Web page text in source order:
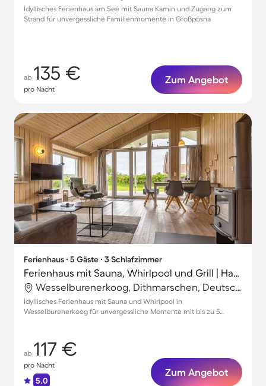
Idyllisches Ferienhaus am See mit Sauna Kamin und Zugang zum
Strand für unvergessliche Familienmomente in Großpösna
ab 135 €
pro Nacht
Zum Angebot
Ferienhaus ∙ 5 Gäste ∙ 3 Schlafzimmer
Ferienhaus mit Sauna, Whirlpool und Grill | Haustiere erlaubt
Wesselburenerkoog, Dithmarschen, Deutschland
Idyllisches Ferienhaus mit Sauna und Whirlpool in
Wesselburenerkoog für unvergessliche Momente mit bis zu 5
ab 117 €
pro Nacht
5.0
Zum Angebot